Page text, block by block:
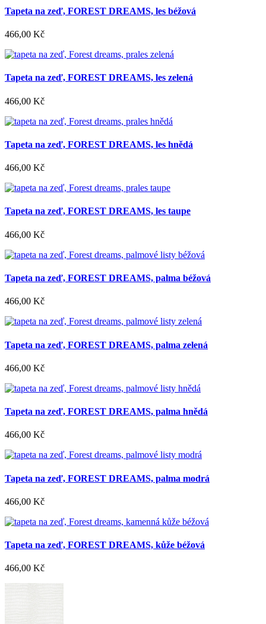
Tapeta na zeď, FOREST DREAMS, les béžová
466,00 Kč
Tapeta na zeď, FOREST DREAMS, les zelená
466,00 Kč
Tapeta na zeď, FOREST DREAMS, les hnědá
466,00 Kč
Tapeta na zeď, FOREST DREAMS, les taupe
466,00 Kč
Tapeta na zeď, FOREST DREAMS, palma béžová
466,00 Kč
Tapeta na zeď, FOREST DREAMS, palma zelená
466,00 Kč
Tapeta na zeď, FOREST DREAMS, palma hnědá
466,00 Kč
Tapeta na zeď, FOREST DREAMS, palma modrá
466,00 Kč
Tapeta na zeď, FOREST DREAMS, kůže béžová
466,00 Kč